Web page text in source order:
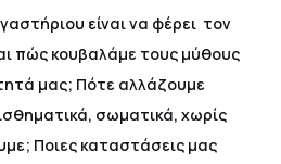
είναι να φέρει τον
πώς κουβαλάμε τους μύθους
μας; Πότε αλλάζουμε
σωματικά, χωρίς
Ποιες καταστάσεις μας